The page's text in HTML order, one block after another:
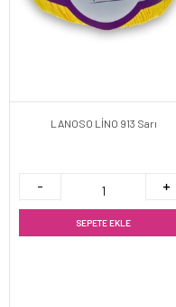
LANOSO LİNO 913 Sarı
SEPETE EKLE